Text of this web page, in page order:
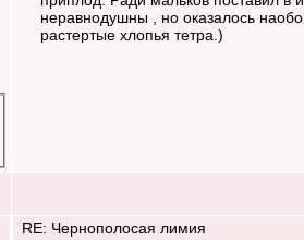
неравнодушны , но оказалось
растертые хлопья тетра.)
RE: Чернополосая лимия